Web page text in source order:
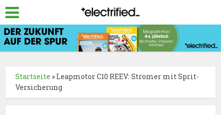
Startseite » Leapmotor C10 REEV: Stromer mit Sprit-
Versicherung